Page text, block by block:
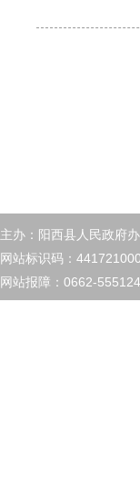
主办：阳西县人民政府
网站标识码：
网站报障：0662-